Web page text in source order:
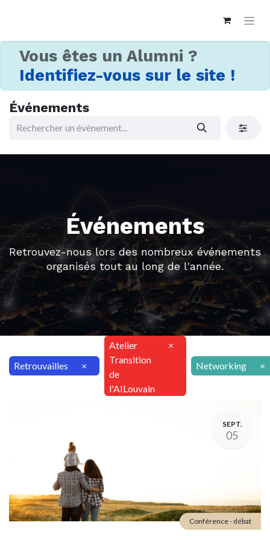
Vous êtes un Alumni ?
Identifiez-vous sur le site !
Événements
Événements
Retrouvez-nous lors des nombreux événements
organisés tout au long de l'année.
Retrouvailles ×
Atelier
Transition
de
l'AILouvain
×
Networking
×
SEPT.
05
Conférence - débat